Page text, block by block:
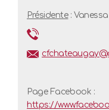
Présidente:
Page Facebook :
https://